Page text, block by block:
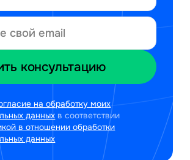
на обработку моих
данных в соответствии
в отношении обработки
данных